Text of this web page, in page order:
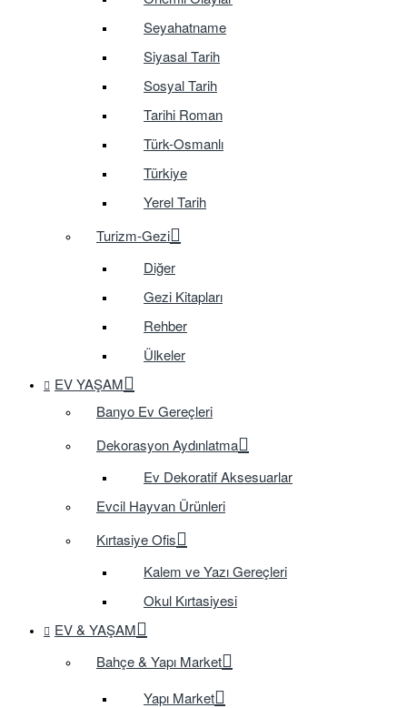
Seyahatname
Siyasal Tarih
Sosyal Tarih
Tarihi Roman
Türk-Osmanlı
Türkiye
Yerel Tarih
Turizm-Gezi
Diğer
Gezi Kitapları
Rehber
Ülkeler
EV YAŞAM
Banyo Ev Gereçleri
Dekorasyon Aydınlatma
Ev Dekoratif Aksesuarlar
Evcil Hayvan Ürünleri
Kırtasiye Ofis
Kalem ve Yazı Gereçleri
Okul Kırtasiyesi
EV & YAŞAM
Bahçe & Yapı Market
Yapı Market